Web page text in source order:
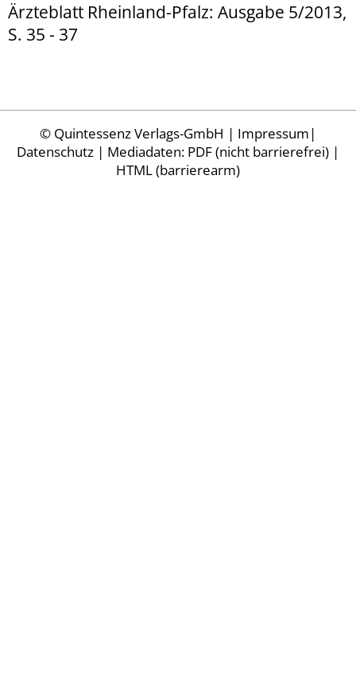
Ärzteblatt Rheinland-Pfalz: Ausgabe 5/2013,
S. 35 - 37
© Quintessenz Verlags-GmbH | Impressum |
Datenschutz | Mediadaten: PDF (nicht barrierefrei) |
HTML (barrierearm)